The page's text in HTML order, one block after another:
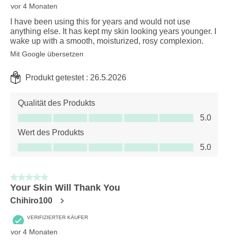
vor 4 Monaten
I have been using this for years and would not use
anything else. It has kept my skin looking years younger. I
wake up with a smooth, moisturized, rosy complexion.
Mit Google übersetzen
Produkt getestet : 26.5.2026
Qualität des Produkts
Qualität des Produkts, 5.0 von 5
5.0
Wert des Produkts
Wert des Produkts, 5.0 von 5
5.0
5 von 5 Sternen.
Your Skin Will Thank You
Chihiro100
VERIFIZIERTER KÄUFER
vor 4 Monaten